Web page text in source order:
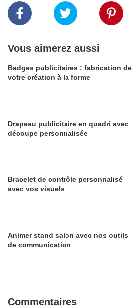
Vous aimerez aussi
Badges publicitaires : fabrication de
votre création à la forme
Drapeau publicitaire en quadri avec
découpe personnalisée
Bracelet de contrôle personnalisé
avec vos visuels
Animer stand salon avec nos outils
de communication
Commentaires